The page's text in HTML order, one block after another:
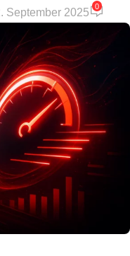
September 2025
0